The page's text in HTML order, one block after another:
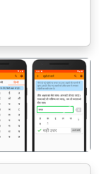
अगला